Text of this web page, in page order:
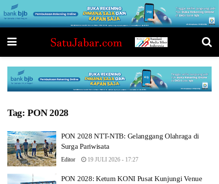
Tag: PON 2028
PON 2028 NTT-NTB: Gelanggang Olahraga di
Surga Pariwisata
Editor 19 JULI 2026 - 17:27
PON 2028: Ketum KONI Pusat Kunjungi Venue